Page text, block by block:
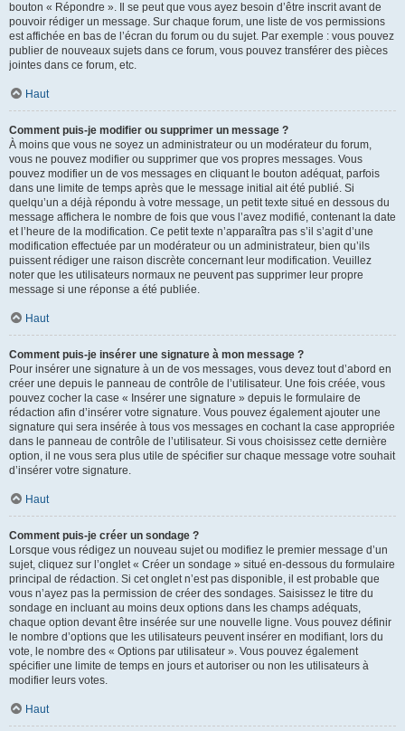
bouton « Répondre ». Il se peut que vous ayez besoin d’être inscrit avant de
pouvoir rédiger un message. Sur chaque forum, une liste de vos permissions
est affichée en bas de l’écran du forum ou du sujet. Par exemple : vous pouvez
publier de nouveaux sujets dans ce forum, vous pouvez transférer des pièces
jointes dans ce forum, etc.
Haut
Comment puis-je modifier ou supprimer un message ?
À moins que vous ne soyez un administrateur ou un modérateur du forum,
vous ne pouvez modifier ou supprimer que vos propres messages. Vous
pouvez modifier un de vos messages en cliquant le bouton adéquat, parfois
dans une limite de temps après que le message initial ait été publié. Si
quelqu’un a déjà répondu à votre message, un petit texte situé en dessous du
message affichera le nombre de fois que vous l’avez modifié, contenant la date
et l’heure de la modification. Ce petit texte n’apparaîtra pas s’il s’agit d’une
modification effectuée par un modérateur ou un administrateur, bien qu’ils
puissent rédiger une raison discrète concernant leur modification. Veuillez
noter que les utilisateurs normaux ne peuvent pas supprimer leur propre
message si une réponse a été publiée.
Haut
Comment puis-je insérer une signature à mon message ?
Pour insérer une signature à un de vos messages, vous devez tout d’abord en
créer une depuis le panneau de contrôle de l’utilisateur. Une fois créée, vous
pouvez cocher la case « Insérer une signature » depuis le formulaire de
rédaction afin d’insérer votre signature. Vous pouvez également ajouter une
signature qui sera insérée à tous vos messages en cochant la case appropriée
dans le panneau de contrôle de l’utilisateur. Si vous choisissez cette dernière
option, il ne vous sera plus utile de spécifier sur chaque message votre souhait
d’insérer votre signature.
Haut
Comment puis-je créer un sondage ?
Lorsque vous rédigez un nouveau sujet ou modifiez le premier message d’un
sujet, cliquez sur l’onglet « Créer un sondage » situé en-dessous du formulaire
principal de rédaction. Si cet onglet n’est pas disponible, il est probable que
vous n’ayez pas la permission de créer des sondages. Saisissez le titre du
sondage en incluant au moins deux options dans les champs adéquats,
chaque option devant être insérée sur une nouvelle ligne. Vous pouvez définir
le nombre d’options que les utilisateurs peuvent insérer en modifiant, lors du
vote, le nombre des « Options par utilisateur ». Vous pouvez également
spécifier une limite de temps en jours et autoriser ou non les utilisateurs à
modifier leurs votes.
Haut